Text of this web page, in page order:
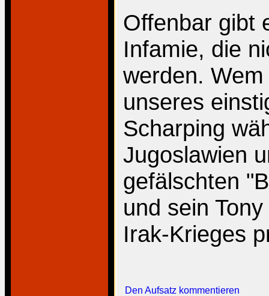
Offenbar gibt
Infamie, die
werden.
unseres
Scharping
Jugoslawien
gefälschten
und sein
Irak-Krieges
Den Aufsatz kommentieren